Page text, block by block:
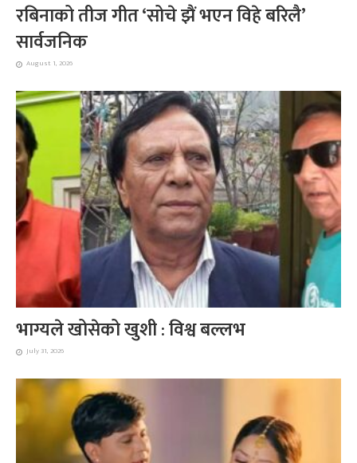
रबिनाको तीज गीत ‘सोचे झैं भएन विहे बरिलै’
सार्वजनिक
August 1, 2026
भाग्यले खोसेको खुशी : विश्व बल्लभ
July 31, 2026